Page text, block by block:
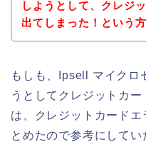
しようとして、クレジ
出てしまった！という
もしも、Ipsell マイクロ
うとしてクレジットカ
は、クレジットカードエ
とめたので参考にしてい